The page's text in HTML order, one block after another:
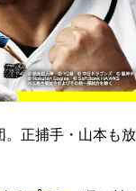
。正捕手・山本も